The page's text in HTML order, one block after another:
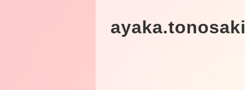
ayaka.tonosaki